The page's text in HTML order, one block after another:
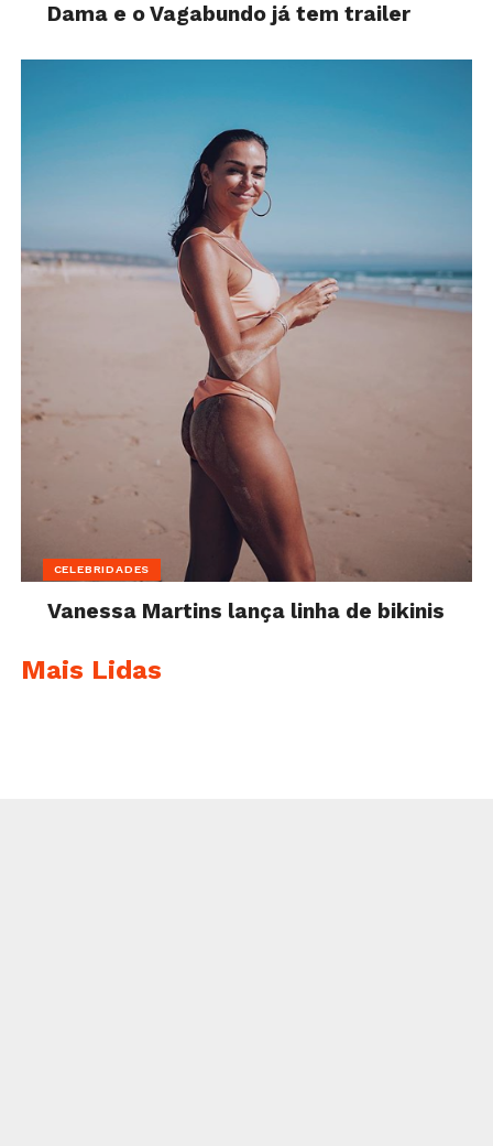
Dama e o Vagabundo já tem trailer
CELEBRIDADES
Vanessa Martins lança linha de bikinis
Mais Lidas